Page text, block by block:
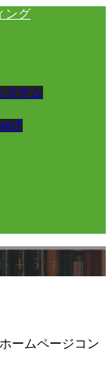
ステム
ームページコン